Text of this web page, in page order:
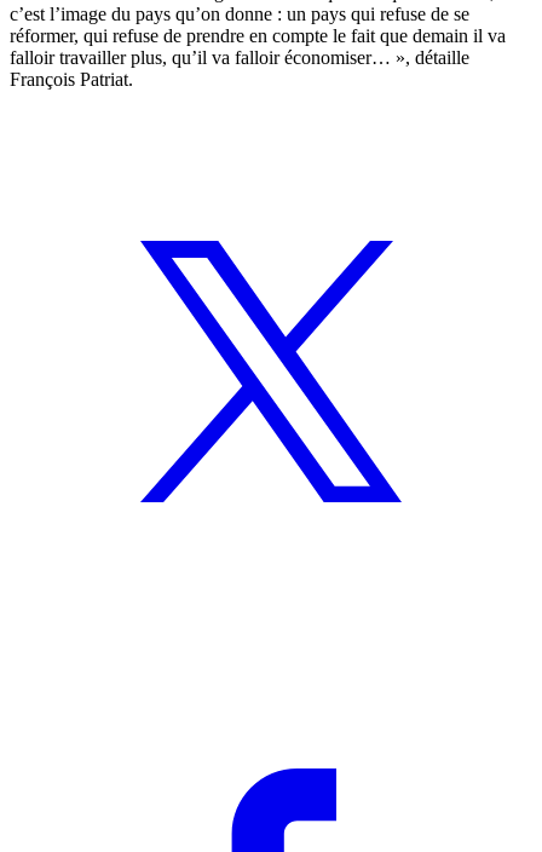
c’est l’image du pays qu’on donne : un pays qui refuse de se
réformer, qui refuse de prendre en compte le fait que demain il va
falloir travailler plus, qu’il va falloir économiser… », détaille
François Patriat.